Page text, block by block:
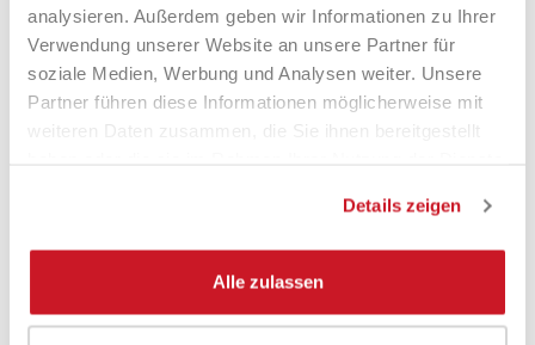
analysieren. Außerdem geben wir Informationen zu Ihrer
Verwendung unserer Website an unsere Partner für
soziale Medien, Werbung und Analysen weiter. Unsere
Partner führen diese Informationen möglicherweise mit
weiteren Daten zusammen, die Sie ihnen bereitgestellt
Details zeigen
Alle zulassen
-39%